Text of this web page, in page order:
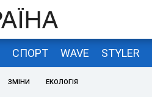
СПОРТ WAVE STYLER
ЗМІНИ ЕКОЛОГІЯ